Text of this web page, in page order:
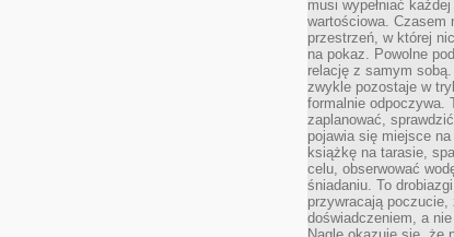
musi wypełniać
wartościowa. Czasem
przestrzeń, w której
na pokaz. Powolne
relację z samym
zwykle pozostaje w
formalnie odpoczywa.
zaplanować,
pojawia się miejsce
książkę na tarasie,
celu, obserwować
śniadaniu. To
przywracają poczucie,
doświadczeniem, a